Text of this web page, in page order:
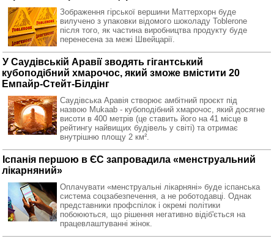
Зображення гірської вершини Маттерхорн буде
вилучено з упаковки відомого шоколаду Toblerone
після того, як частина виробництва продукту буде
перенесена за межі Швейцарії.
У Саудівській Аравії зводять гігантський
кубоподібний хмарочос, який зможе вмістити 20
Емпайр-Стейт-Білдінг
Саудівська Аравія створює амбітний проєкт під
назвою Mukaab - кубоподібний хмарочос, який досягне
висоти в 400 метрів (це ставить його на 41 місце в
рейтингу найвищих будівель у світі) та отримає
внутрішню площу 2 км².
Іспанія першою в ЄС запровадила «менструальний
лікарняний»
Оплачувати «менструальні лікарняні» буде іспанська
система соцзабезпечення, а не роботодавці. Однак
представники профспілок і окремі політики
побоюються, що рішення негативно відіб'ється на
працевлаштуванні жінок.